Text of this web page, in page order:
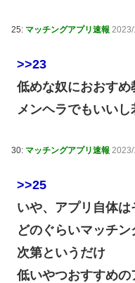
25: マッチングアプリ速報
>>23
低めな奴におおすめ
メンヘラでもいい
30: マッチングアプリ速報 2023/
>>25
いや、アプリ自体
どのぐらいマッチ
次第というだけ
低いやつおすすめ